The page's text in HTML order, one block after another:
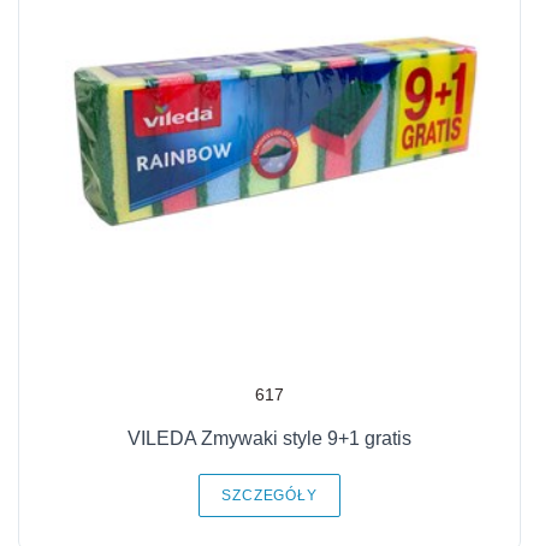
617
VILEDA Zmywaki style 9+1 gratis
SZCZEGÓŁY